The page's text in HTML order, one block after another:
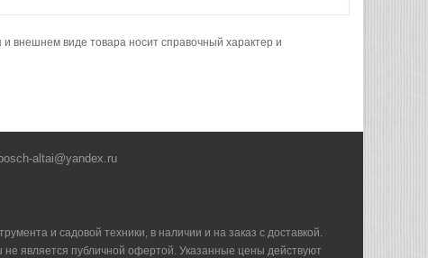
и внешнем виде товара носит справочный характер и
bosch-altai@yandex.ru
и садовой техники, в наличии и на заказ с доставкой.
является публичной офертой. Указанные цены действуют